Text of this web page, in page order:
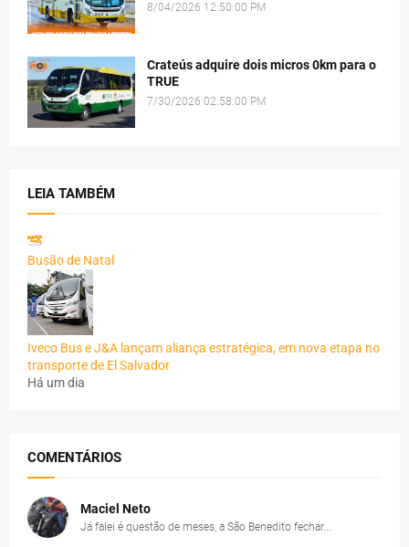
8/04/2026 12:50:00 PM
Crateús adquire dois micros 0km para o
TRUE
7/30/2026 02:58:00 PM
LEIA TAMBÉM
Busão de Natal
Iveco Bus e J&A lançam aliança estratégica, em nova etapa no
transporte de El Salvador
Há um dia
COMENTÁRIOS
Maciel Neto
Já falei é questão de meses, a São Benedito fechar...